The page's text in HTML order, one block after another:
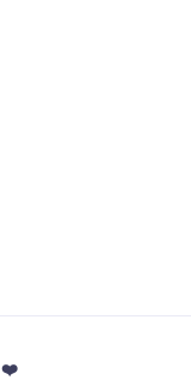
❤️ proudly powered by wordpress